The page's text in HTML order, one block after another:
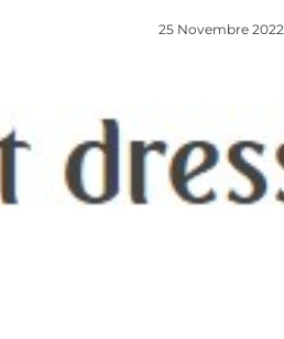
25 Novembre 2022